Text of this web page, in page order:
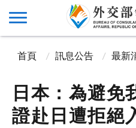
首頁 訊息公告 最新
日本：為避免
證赴日遭拒絕